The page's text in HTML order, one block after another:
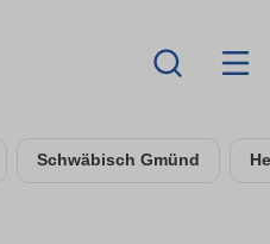
Schwäbisch Gmünd